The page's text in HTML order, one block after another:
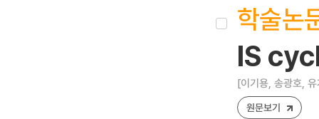
학술논
IS
[이기용, 송광호,
원문보기